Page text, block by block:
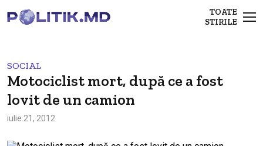
TOATE
STIRILE
SOCIAL
Motociclist mort, după ce a fost
lovit de un camion
iulie 21, 2012